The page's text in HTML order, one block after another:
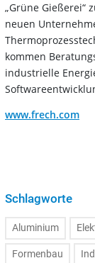
„Grüne Gießerei“
neuen
kommen
industrielle
www.frech.com
Schlagworte
Aluminium
Formenbau